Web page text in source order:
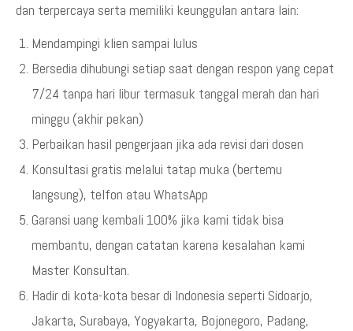
dan terpercaya serta memiliki keunggulan antara lain:
Mendampingi klien sampai lulus
Bersedia dihubungi setiap saat dengan respon yang cepat
7/24 tanpa hari libur termasuk tanggal merah dan hari
minggu (akhir pekan)
Perbaikan hasil pengerjaan jika ada revisi dari dosen
Konsultasi gratis melalui tatap muka (bertemu
langsung), telfon atau WhatsApp
Garansi uang kembali 100% jika kami tidak bisa
membantu, dengan catatan karena kesalahan kami
Master Konsultan.
Hadir di kota-kota besar di Indonesia seperti Sidoarjo,
Jakarta, Surabaya, Yogyakarta, Bojonegoro, Padang,